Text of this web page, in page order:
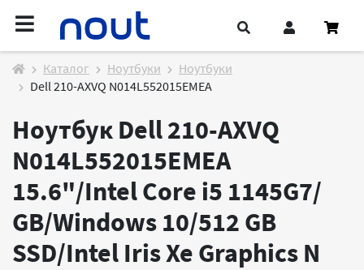
Каталог Ноутбуки
Ноутбуки
Dell 210-AXVQ N014L552015EMEA
Ноутбук Dell 210-AXVQ
N014L552015EMEA
15.6"/Intel Core i5 1145G7/
GB/Windows 10/512 GB
SSD/Intel Iris Xe Graphics N